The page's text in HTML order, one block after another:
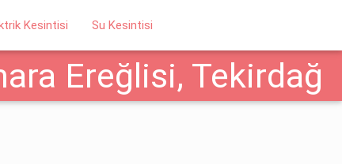
Kesintisi Su Kesintisi
Ereğlisi, Tekirdağ